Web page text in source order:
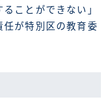
ことができない」
任が特別区の教育委